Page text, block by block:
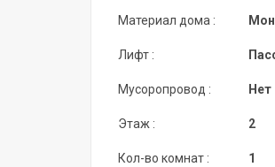
Материал дома :
Лифт :
Мусоропровод :
Этаж :
Кол-во комнат :
Нет
2
1